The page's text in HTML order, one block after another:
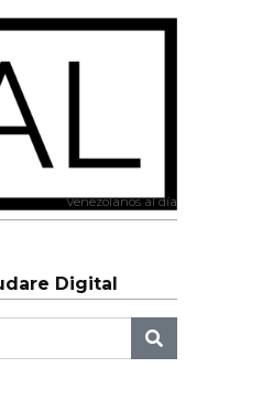
Venezolanos al día
Digital